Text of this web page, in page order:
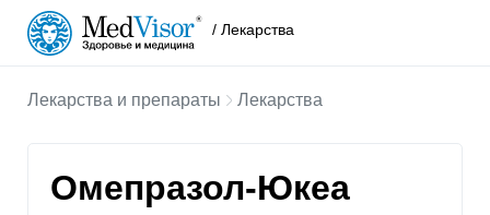
/ Лекарства
Лекарства и препараты Лекарства
Омепразол-Юкеа